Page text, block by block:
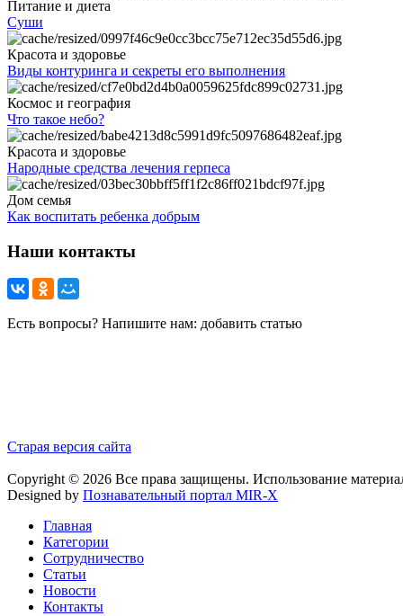
Питание и диета
Суши
Красота и здоровье
Виды контуринга и секреты его выполнения
Космос и география
Что такое небо?
Красота и здоровье
Народные средства лечения герпеса
Дом семья
Как воспитать ребенка добрым
Наши контакты
Есть вопросы? Напишите нам: добавить статью
Старая версия сайта
Copyright © 2026 Все права защищены. Использование
Designed by Познавательный портал MIR-X
Главная
Категории
Сотрудничество
Статьи
Новости
Контакты